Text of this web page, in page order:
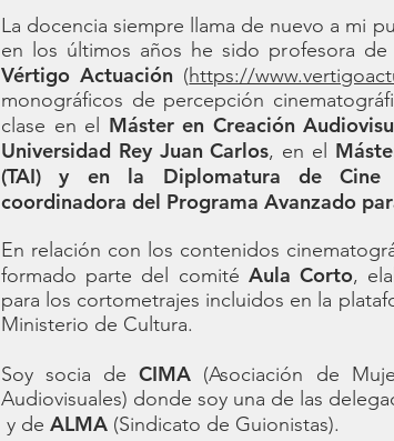
La docencia siempre llama de nuevo a mi
en los últimos años he sido profesora de
Vértigo Actuación (https://
monográficos de percepción
clase en el Máster en Creación
Universidad Rey Juan Carlos, en el
(TAI) y en la Diplomatura de Cine
coordinadora del Programa Avanzado
En relación con los contenidos
formado parte del comité Aula Corto,
para los cortometrajes incluidos en la
Ministerio de Cultura.
Soy socia deCIMA (Asociación de
Audiovisuales) donde soy una de las
y de ALMA (Sindicato de Guionistas).